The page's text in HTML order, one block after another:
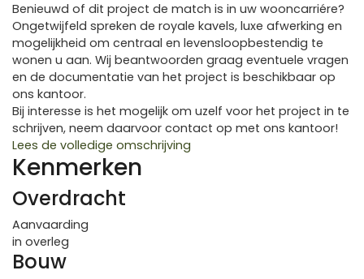
Benieuwd of dit project de match is in uw wooncarriére?
Ongetwijfeld spreken de royale kavels, luxe afwerking en
mogelijkheid om centraal en levensloopbestendig te
wonen u aan. Wij beantwoorden graag eventuele vragen
en de documentatie van het project is beschikbaar op
ons kantoor.
Bij interesse is het mogelijk om uzelf voor het project in te
schrijven, neem daarvoor contact op met ons kantoor!
Lees de volledige omschrijving
Kenmerken
Overdracht
Aanvaarding
in overleg
Bouw